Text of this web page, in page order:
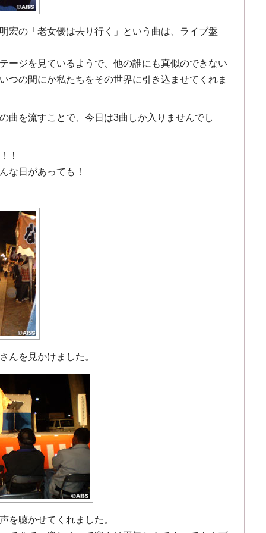
宏の「老女優は去り行く」という曲は、ライブ盤
ージを見ているようで、他の誰にも真似のできない
つの間にか私たちをその世界に引き込ませてくれま
曲を流すことで、今日は3曲しか入りませんでし
！
な日があっても！
さんを見かけました。
を聴かせてくれました。